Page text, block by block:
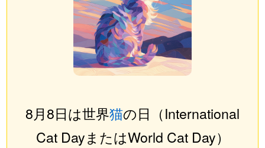
8月8日は世界猫の日（International
Cat DayまたはWorld Cat Day）